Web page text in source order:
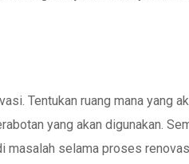
Tentukan ruang mana yang
yang akan digunakan.
masalah selama proses